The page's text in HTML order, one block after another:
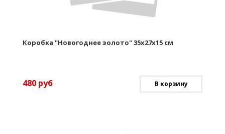
Коробка "Новогоднее золото" 35х27х15 см
480 руб В корзину